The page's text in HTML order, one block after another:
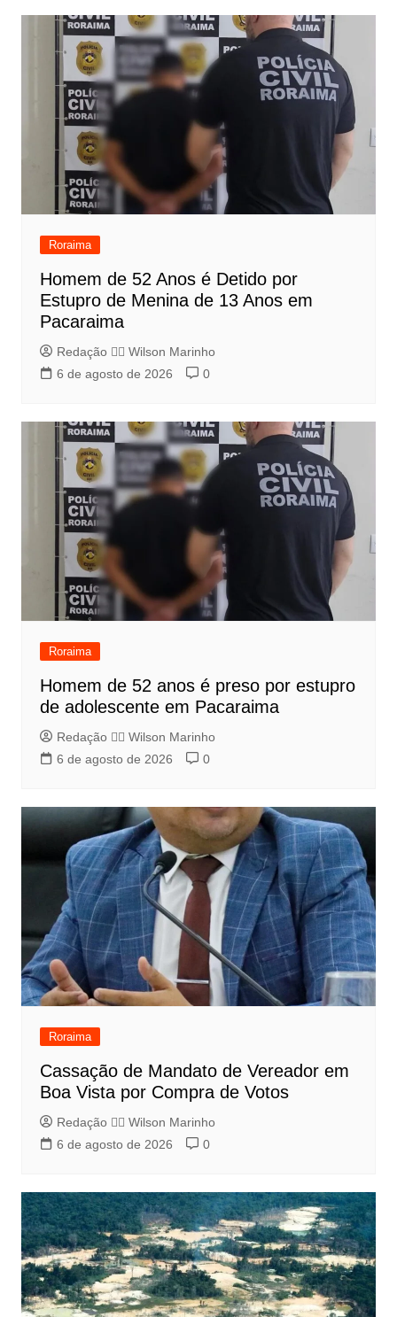
Roraima
Homem de 52 Anos é Detido por
Estupro de Menina de 13 Anos em
Pacaraima
Redação 👨‍⚖️​ Wilson Marinho
6 de agosto de 2026
0
Roraima
Homem de 52 anos é preso por estupro
de adolescente em Pacaraima
Redação 👨‍⚖️​ Wilson Marinho
6 de agosto de 2026
0
Roraima
Cassação de Mandato de Vereador em
Boa Vista por Compra de Votos
Redação 👨‍⚖️​ Wilson Marinho
6 de agosto de 2026
0